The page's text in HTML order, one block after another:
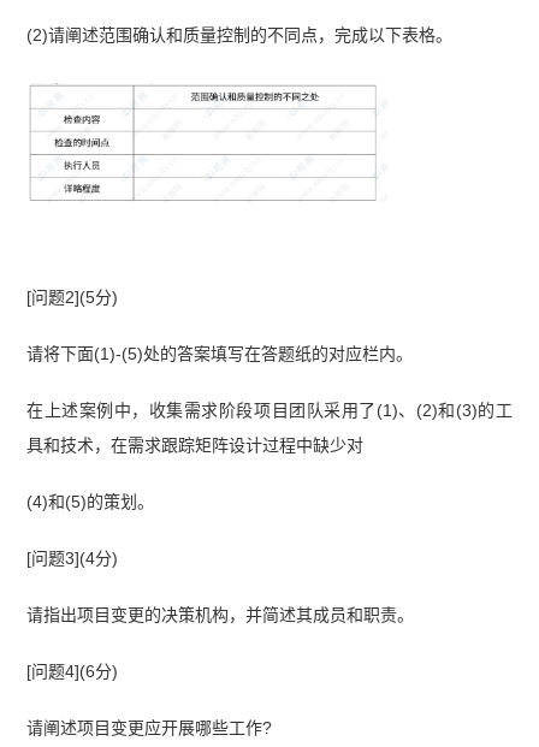
(2)请阐述范围确认和质量控制的不同点，完成以下表格。
[问题2](5分)
请将下面(1)-(5)处的答案填写在答题纸的对应栏内。
在上述案例中，收集需求阶段项目团队采用了(1)、(2)和(3)的工
具和技术，在需求跟踪矩阵设计过程中缺少对
(4)和(5)的策划。
[问题3](4分)
请指出项目变更的决策机构，并简述其成员和职责。
[问题4](6分)
请阐述项目变更应开展哪些工作?